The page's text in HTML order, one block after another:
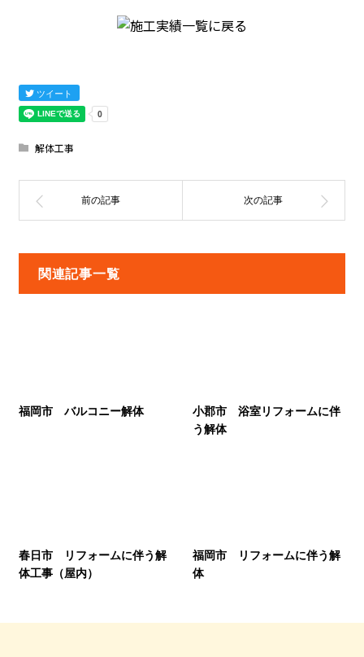
ツイート
解体工事
関連記事一覧
福岡市 バルコニー解体
小郡市 浴室リフォームに伴
う解体
春日市 リフォームに伴う解
体工事（屋内）
福岡市 リフォームに伴う解
体